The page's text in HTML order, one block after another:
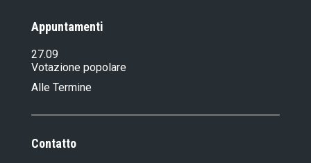
Appuntamenti
27.09
Votazione popolare
Alle Termine
Contatto